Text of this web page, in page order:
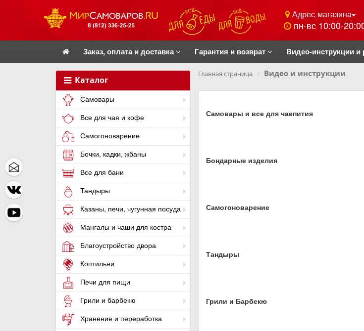
Адрес магазина
пн-вс 10:00-
Заказ, оплата и доставка Гарантия и возврат Видео-инструкции и
Каталог
Самовары
Все для чая и кофе
Самогоноварение
Бочки, кадки, жбаны
Все для бани
Тандыры
Казаны, печи, чугунная посуда
Мангалы и чаши для костра
Благоустройство двора
Коптильни
Печи для пищи
Грили и барбекю
Хранение и переработка
Главная страница Видео и инструкции
Самовары и все для чаепития
Бондарные изделия
Самогоноварение
Тандыры
Грили и Барбекю